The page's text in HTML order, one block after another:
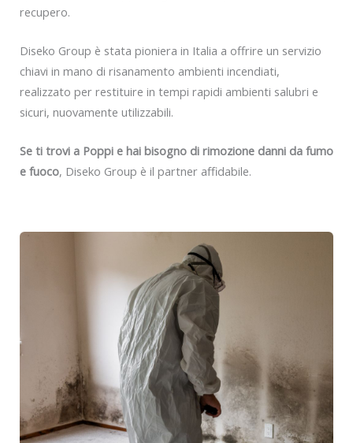
recupero.
Diseko Group è stata pioniera in Italia a offrire un servizio
chiavi in mano di risanamento ambienti incendiati,
realizzato per restituire in tempi rapidi ambienti salubri e
sicuri, nuovamente utilizzabili.
Se ti trovi a Poppi e hai bisogno di rimozione danni da fumo
e fuoco, Diseko Group è il partner affidabile.